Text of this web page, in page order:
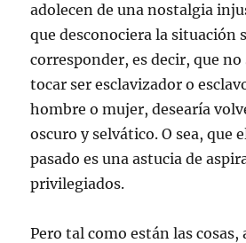
adolecen de una nostalgia
que desconociera la situación
corresponder, es decir, que no
tocar ser esclavizador o
hombre o mujer, desearía
oscuro y selvático. O sea, que
pasado es una astucia de
privilegiados.
Pero tal como están las